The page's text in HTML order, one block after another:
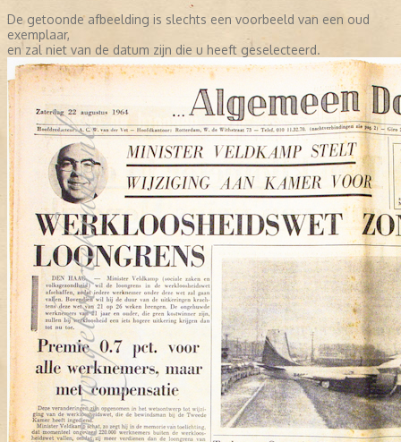
De getoonde afbeelding is slechts een voorbeeld van een oud
exemplaar,
en zal niet van de datum zijn die u heeft geselecteerd.